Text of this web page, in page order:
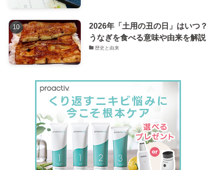
2026年「土用の丑の日」はいつ？
うなぎを食べる意味や由来を解説
歴史と由来